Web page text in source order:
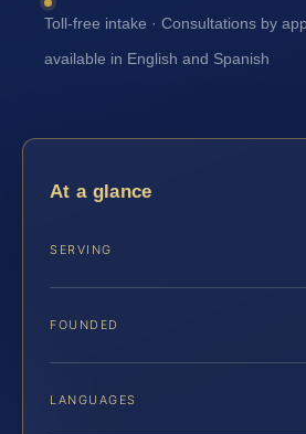
Toll-free intake · Consultations by
available in English and Spanish
At a glance
SERVING
FOUNDED
LANGUAGES